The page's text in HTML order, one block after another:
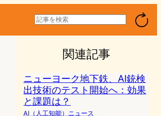
検
索
関連記事
ニューヨーク地下鉄、AI銃検
出技術のテスト開始へ：効果
と課題は？
AI（人工知能）ニュース